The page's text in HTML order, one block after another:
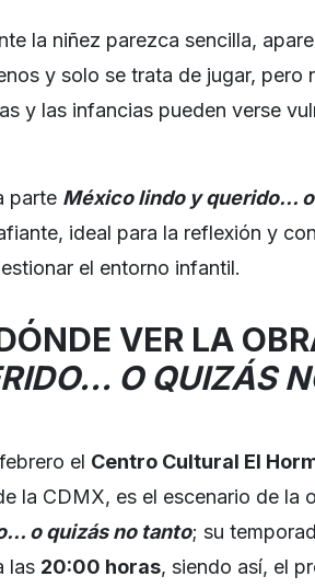
la niñez parezca sencilla,
y solo se trata de jugar, pero
y las infancias pueden verse
parte México lindo y querido…
ideal para la reflexión y
el entorno infantil.
VER LA
O QUIZÁS
el Centro Cultural El
la CDMX, es el escenario de la
o quizás no tanto; su
las 20:00 horas, siendo así, el